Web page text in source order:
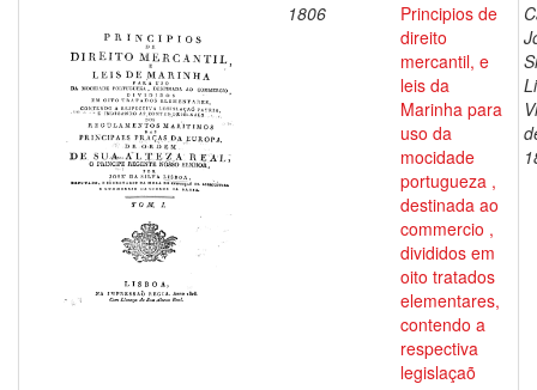
1806
Principios de
direito
mercantil, e
leis da
Marinha para
uso da
mocidade
portugueza ,
destinada ao
commercio ,
divididos em
oito tratados
elementares,
contendo a
respectiva
legislaçaõ